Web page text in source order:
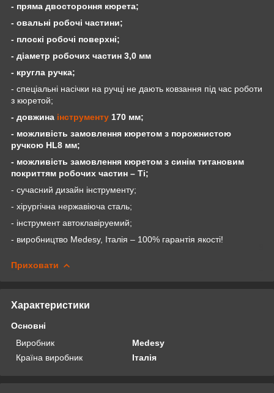
- пряма двостороння кюрета;
- овальні робочі частини;
- плоскі робочі поверхні;
- діаметр робочих частин 3,0 мм
- кругла ручка;
- спеціальні насічки на ручці не дають ковзання під час роботи
з кюретой;
- довжина інструменту 170 мм;
- можливість замовлення кюретом з порожнистою
ручкою HL8 мм;
- можливість замовлення кюретом з синім титановим
покриттям робочих частин – Ti;
- сучасний дизайн інструменту;
- хірургічна нержавіюча сталь;
- інструмент автоклавіруемий;
- виробництво Medesy, Італія – 100% гарантія якості!
Приховати
Характеристики
Основні
Виробник
Medesy
Країна виробник
Італія